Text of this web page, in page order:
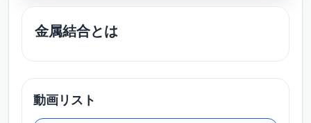
金属結合とは
動画リスト